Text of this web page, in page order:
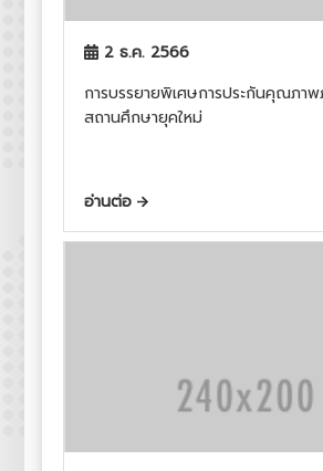
2 ธ.ค. 2566
การบรรยายพิเศษการประกันคุณภาพ
สถานศึกษายุคใหม่
อ่านต่อ